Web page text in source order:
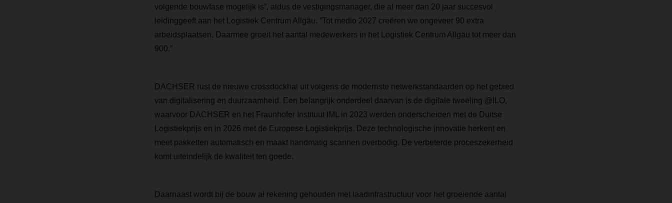
volgende bouwfase mogelijk is”, aldus de vestigingsmanager, die al meer dan 20 jaar succesvol
leidinggeeft aan het Logistiek Centrum Allgäu. “Tot medio 2027 creëren we ongeveer 90 extra
arbeidsplaatsen. Daarmee groeit het aantal medewerkers in het Logistiek Centrum Allgäu tot meer dan
900.”
DACHSER rust de nieuwe crossdockhal uit volgens de modernste netwerkstandaarden op het gebied
van digitalisering en duurzaamheid. Een belangrijk onderdeel daarvan is de digitale tweeling @ILO,
waarvoor DACHSER en het Fraunhofer Instituut IML in 2023 werden onderscheiden met de Duitse
Logistiekprijs en in 2026 met de Europese Logistiekprijs. Deze technologische innovatie herkent en
meet pakketten automatisch en maakt handmatig scannen overbodig. De verbeterde proceszekerheid
komt uiteindelijk de kwaliteit ten goede.
Daarnaast wordt bij de bouw al rekening gehouden met laadinfrastructuur voor het groeiende aantal